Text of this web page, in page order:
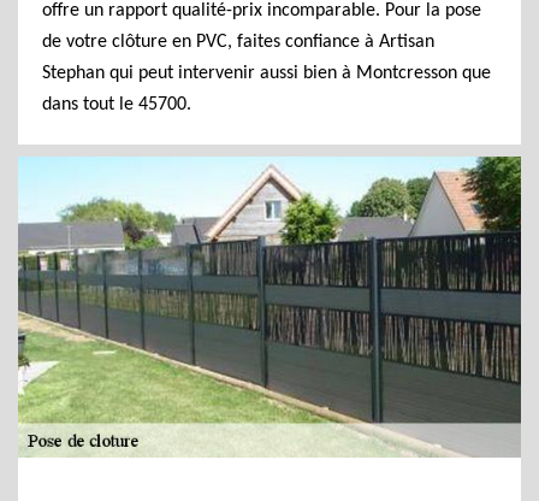
offre un rapport qualité-prix incomparable. Pour la pose
de votre clôture en PVC, faites confiance à Artisan
Stephan qui peut intervenir aussi bien à Montcresson que
dans tout le 45700.